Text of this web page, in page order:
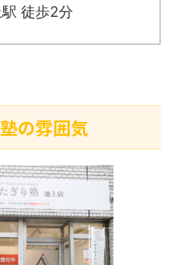
徒歩2分
の雰囲気